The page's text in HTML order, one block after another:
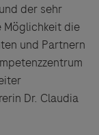
der sehr
die
und Partnern
Dr. Claudia